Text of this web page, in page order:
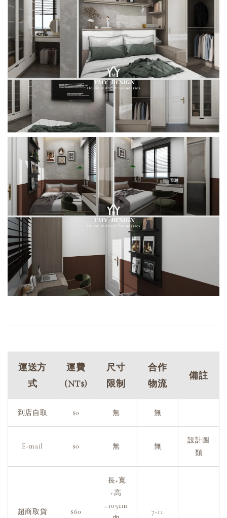
運送方
式
運費
(NT$)
尺寸
限制
合作
物流
備註
到店自取 $0 無 無
E-mail $0 無 無
設計圖
類
超商取貨 $60
長+寬
+高
=105cm
7-11